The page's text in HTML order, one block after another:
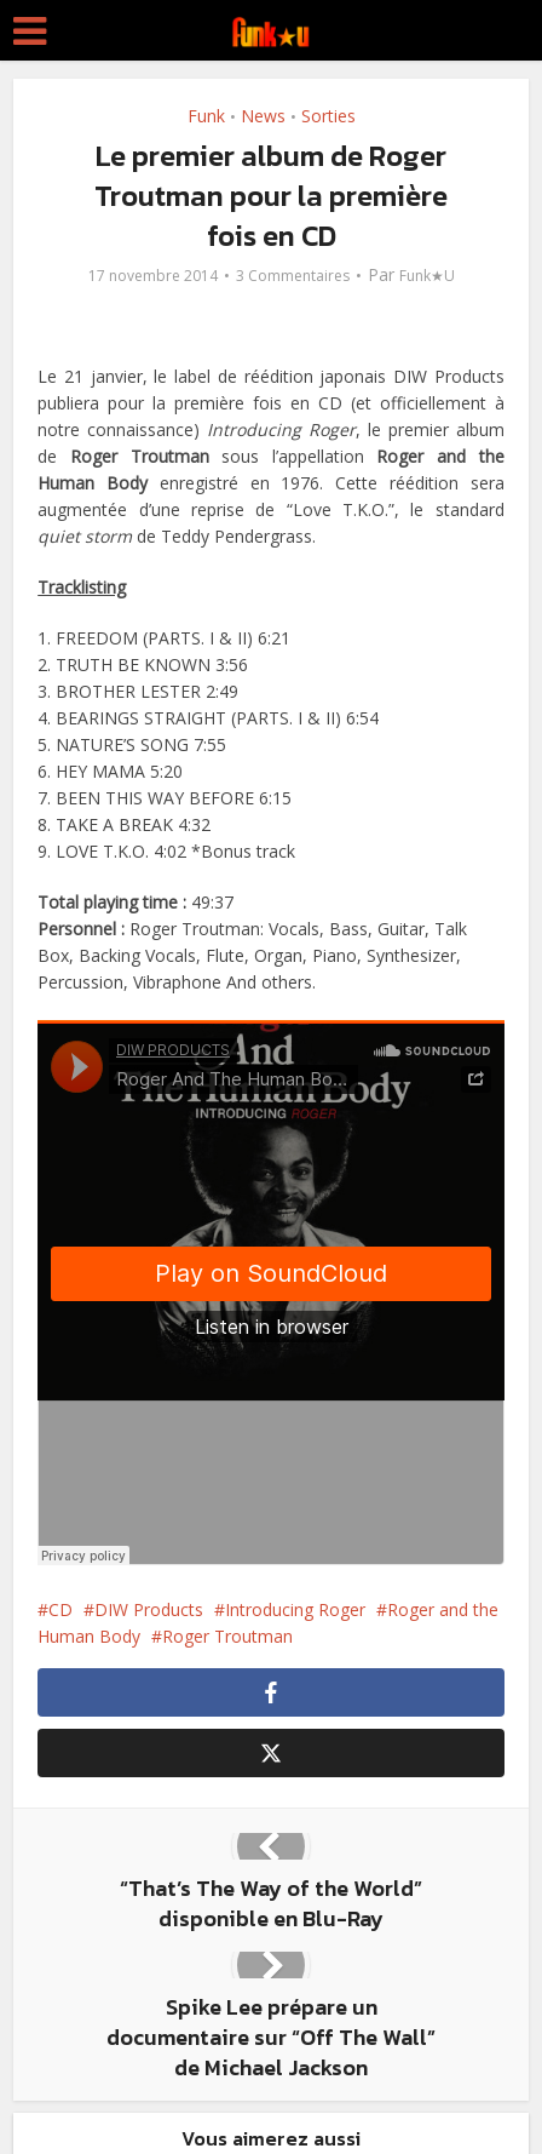
Funk • News • Sorties
Le premier album de Roger
Troutman pour la première
fois en CD
17 novembre 2014 3 Commentaires Par Funk★U
Le 21 janvier, le label de réédition japonais DIW Products
publiera pour la première fois en CD (et officiellement à
notre connaissance) Introducing Roger, le premier album
de Roger Troutmansous l’appellation Roger and the
Human Bodyenregistré en 1976. Cette réédition sera
augmentée d’une reprise de “Love T.K.O.”, le standard
quiet stormde Teddy Pendergrass.
Tracklisting
1. FREEDOM (PARTS. I & II) 6:21
2. TRUTH BE KNOWN 3:56
3. BROTHER LESTER 2:49
4. BEARINGS STRAIGHT (PARTS. I & II) 6:54
5. NATURE’S SONG 7:55
6. HEY MAMA 5:20
7. BEEN THIS WAY BEFORE 6:15
8. TAKE A BREAK 4:32
9. LOVE T.K.O. 4:02 *Bonus track
Total playing time : 49:37
Personnel : Roger Troutman: Vocals, Bass, Guitar, Talk
Box, Backing Vocals, Flute, Organ, Piano, Synthesizer,
Percussion, Vibraphone And others.
CD DIW Products Introducing Roger
Roger and the
Human Body
Roger Troutman
“That’s The Way of the World”
disponible en Blu-Ray
Spike Lee prépare un
documentaire sur “Off The Wall”
de Michael Jackson
Vous aimerez aussi